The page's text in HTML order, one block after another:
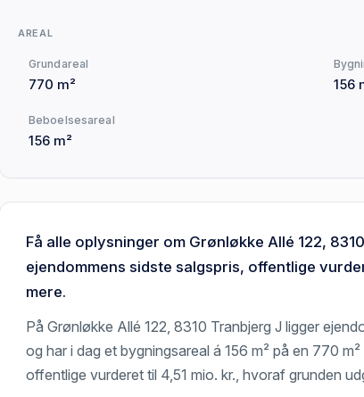
AREAL
Grundareal
770 m² 156
Beboelsesareal
156 m²
Få alle oplysninger om Grønløkke Allé 122,
ejendommens sidste salgspris, offentlige
mere.
På Grønløkke Allé 122, 8310 Tranbjerg J ligger
og har i dag et bygningsareal á 156 m² på en 770
offentlige vurderet til 4,51 mio. kr., hvoraf grunden